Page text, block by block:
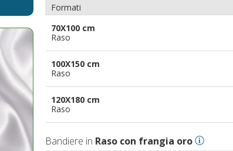
Formati
70X100 cm
Raso
100X150 cm
Raso
120X180 cm
Raso
Bandiere in Raso con frangia oro